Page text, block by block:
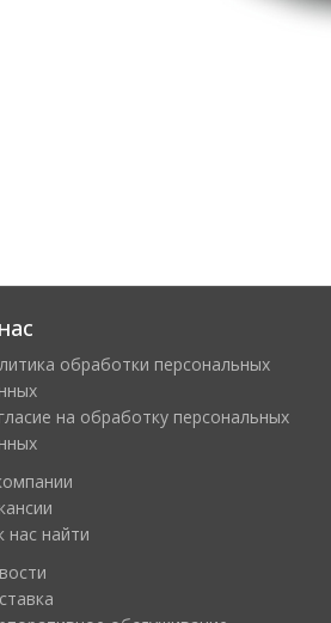
обработки персональных
на обработку персональных
нас найти